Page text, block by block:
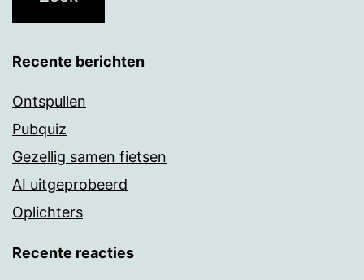
Recente berichten
Ontspullen
Pubquiz
Gezellig samen fietsen
AI uitgeprobeerd
Oplichters
Recente reacties